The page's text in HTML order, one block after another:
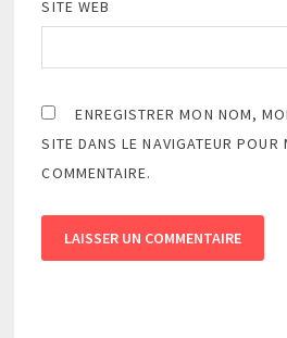
SITE WEB
ENREGISTRER MON NOM,
SITE DANS LE NAVIGATEUR POUR
COMMENTAIRE.